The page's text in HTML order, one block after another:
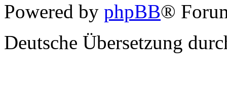
Powered by phpBB®
Deutsche Übersetzung